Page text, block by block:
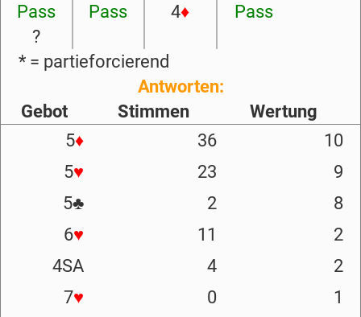
Pass
Pass 4♦
Pass
?
* = partieforcierend
Antworten:
Gebot
Stimmen
Wertung
5♦ 36
10
5♥ 23
9
5♣ 2
8
6♥ 11
2
4SA
4
2
7♥ 0
1